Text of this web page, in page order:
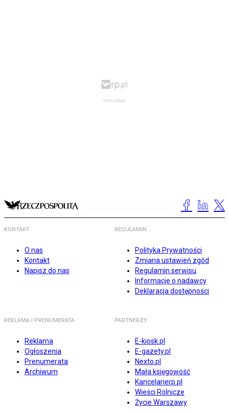
KONTAKT
O nas
Kontakt
Napisz do nas
REGULAMIN
Polityka Prywatności
Zmiana ustawień zgód
Regulamin serwisu
Informacje o nadawcy
Deklaracja dostępności
REKLAMA I PRENUMERATA
Reklama
Ogłoszenia
Prenumerata
Archiwum
PARTNERZY
E-kiosk.pl
E-gazety.pl
Nexto.pl
Mała księgowość
Kancelarierp.pl
Wieści Rolnicze
Życie Warszawy